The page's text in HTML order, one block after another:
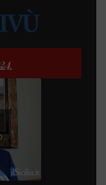
24